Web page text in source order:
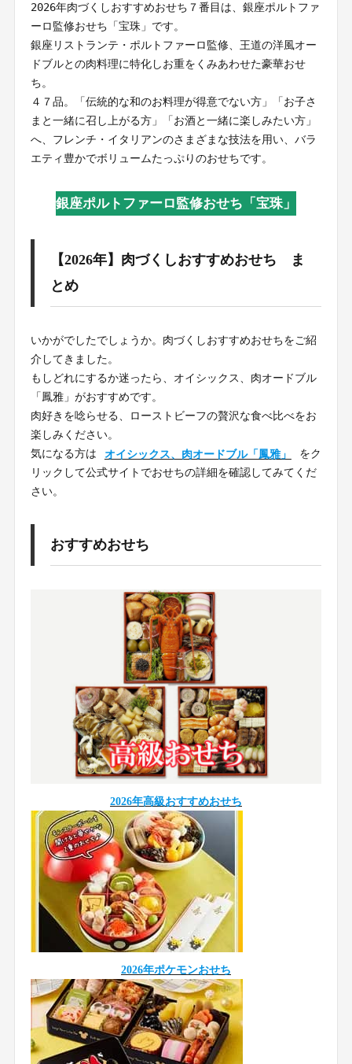
2026年肉づくしおすすめおせち７番目は、銀座ポルトファ
ーロ監修おせち「宝珠」です。
銀座リストランテ・ポルトファーロ監修、王道の洋風オー
ドブルとの肉料理に特化しお重をくみあわせた豪華おせ
ち。
４７品。「伝統的な和のお料理が得意でない方」「お子さ
まと一緒に召し上がる方」「お酒と一緒に楽しみたい方」
へ、フレンチ・イタリアンのさまざまな技法を用い、バラ
エティ豊かでボリュームたっぷりのおせちです。
銀座ポルトファーロ監修おせち「宝珠」
【2026年】肉づくしおすすめおせち ま
とめ
いかがでしたでしょうか。肉づくしおすすめおせちをご紹
介してきました。
もしどれにするか迷ったら、オイシックス、肉オードブル
「鳳雅」がおすすめです。
肉好きを唸らせる、ローストビーフの贅沢な食べ比べをお
楽しみください。
気になる方は
オイシックス、肉オードブル「鳳雅」
をク
リックして公式サイトでおせちの詳細を確認してみてくだ
さい。
おすすめおせち
2026年高級おすすめおせち
2026年ポケモンおせち